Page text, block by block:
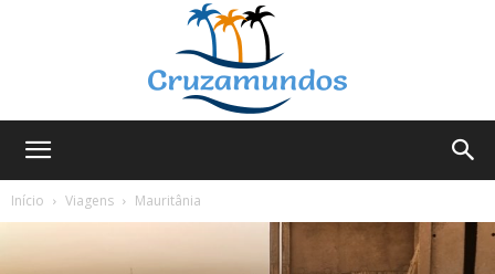
Início
Viagens Mauritânia